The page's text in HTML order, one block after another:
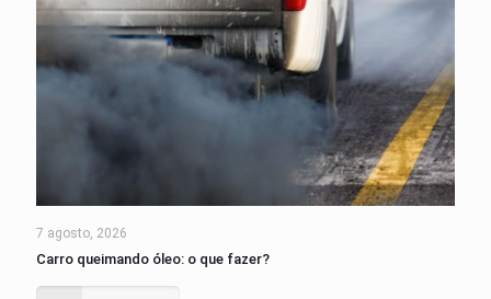
7 agosto, 2026
Carro queimando óleo: o que fazer?